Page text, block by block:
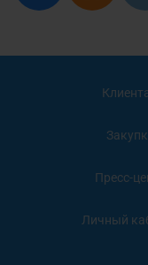
Пресс-
Личный